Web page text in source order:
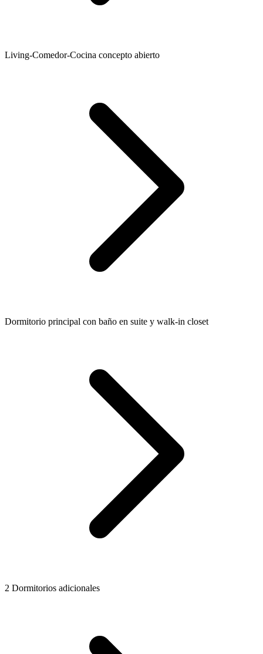
Living-Comedor-Cocina concepto abierto
Dormitorio principal con baño en suite y walk-in closet
2 Dormitorios adicionales